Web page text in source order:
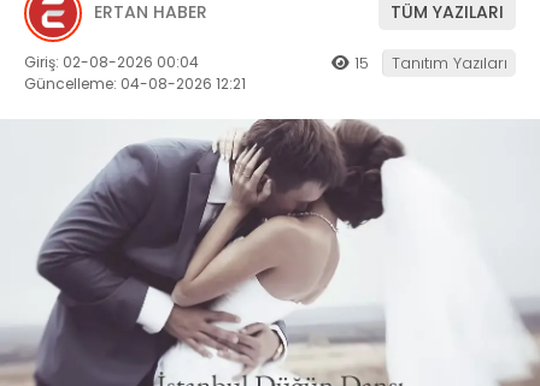
ERTAN HABER TÜM YAZILARI
Giriş: 02-08-2026 00:04
Güncelleme: 04-08-2026 12:21
15 Tanıtım Yazıları